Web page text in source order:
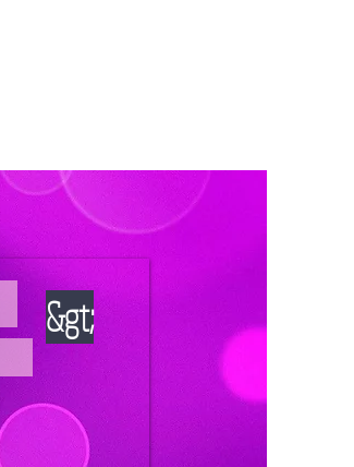
&gt;